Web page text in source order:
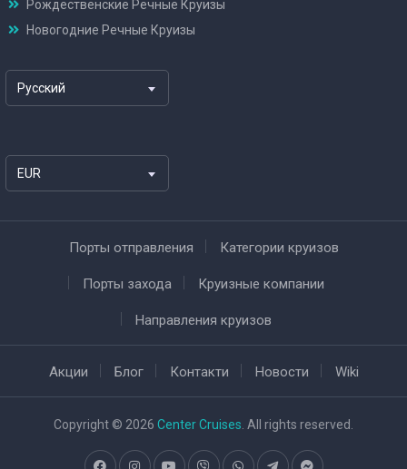
Рождественские Речные Круизы
Новогодние Речные Круизы
Русский
EUR
Порты отправления Категории круизов
Порты захода Круизные компании
Направления круизов
Акции Блог Контакти Новости Wiki
Copyright © 2026 Center Cruises . All rights reserved.